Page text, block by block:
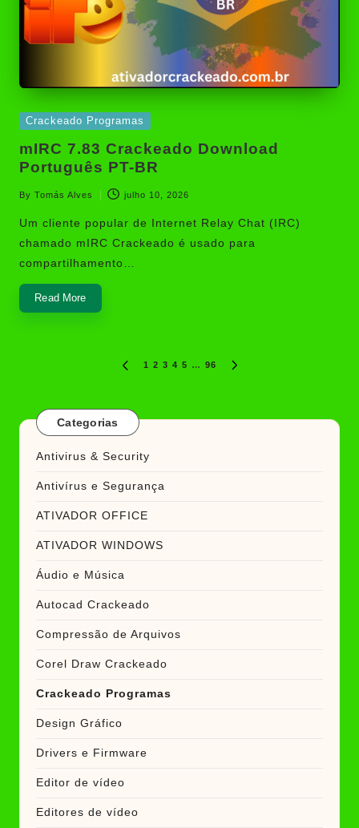
Posted
Crackeado Programas
mIRC 7.83 Crackeado Download
Português PT-BR
Posted
by
By Tomás Alves julho 10, 2026
Um cliente popular de Internet Relay Chat (IRC)
chamado mIRC Crackeado é usado para
compartilhamento…
Read More
Paginação
posts
PREVIOUS
1 2 3 4 5 … 96
Categorias
Antivirus & Security
Antivírus e Segurança
ATIVADOR OFFICE
ATIVADOR WINDOWS
Áudio e Música
Autocad Crackeado
Compressão de Arquivos
Corel Draw Crackeado
Crackeado Programas
Design Gráfico
Drivers e Firmware
Editor de vídeo
Editores de vídeo